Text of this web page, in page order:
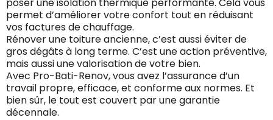
permet d’améliorer votre confort tout en réduisant
vos factures de chauffage.
Rénover une toiture ancienne, c’est aussi éviter de
gros dégâts à long terme. C’est une action préventive,
mais aussi une valorisation de votre bien.
Avec Pro-Bati-Renov, vous avez l’assurance d’un
travail propre, efficace, et conforme aux normes. Et
bien sûr, le tout est couvert par une garantie
décennale.